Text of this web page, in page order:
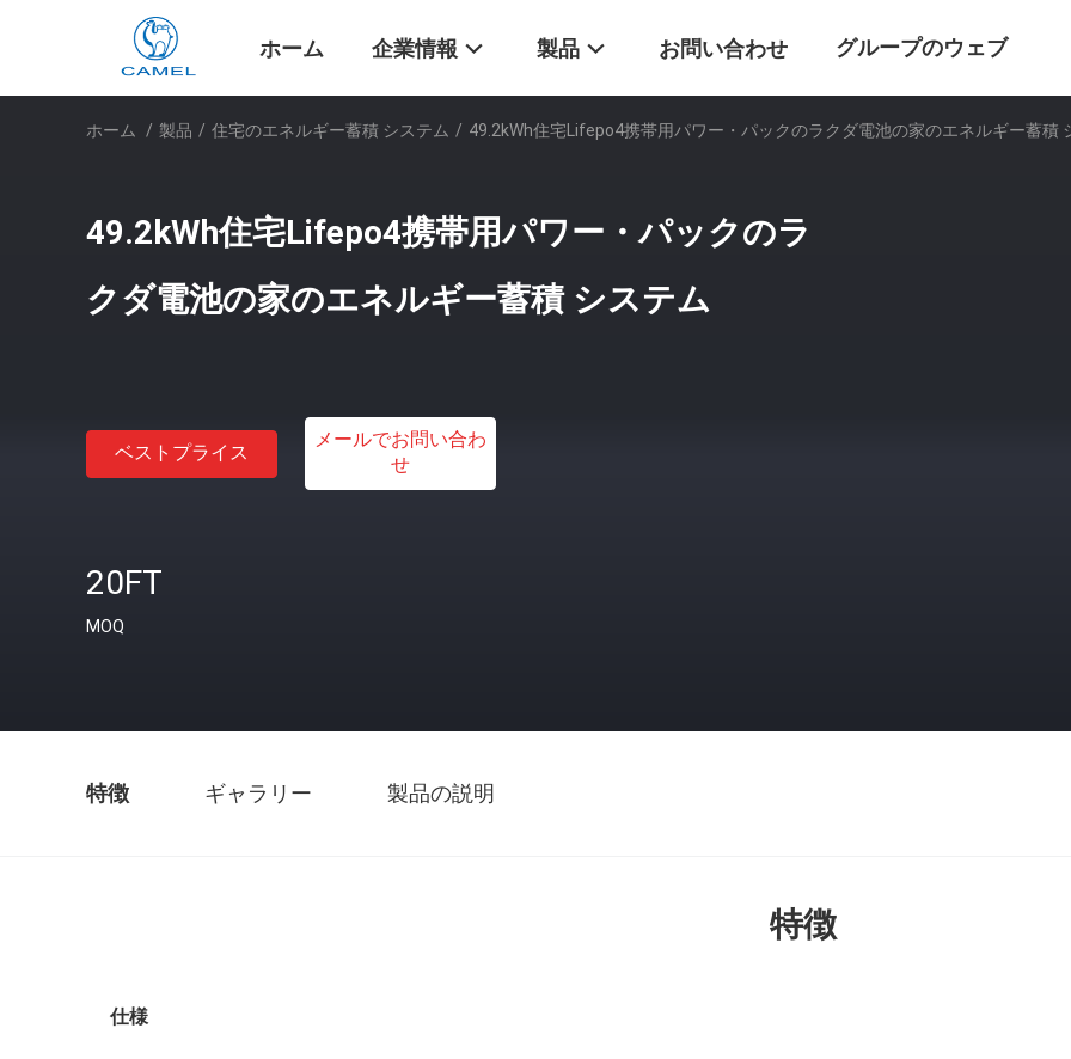
ホーム 企業情報 製品 お問い合わせ グループのウェブ
サイト
ホーム / 製品 / 住宅のエネルギー蓄積 システム / 49.2kWh住宅Lifepo4携帯用パワー・パックのラクダ電池の家のエネルギー蓄積
49.2kWh住宅Lifepo4携帯用パワー・パックのラ
クダ電池の家のエネルギー蓄積 システム
ベストプライス
メールでお問い合わ
せ
20FT
MOQ
特徴 ギャラリー 製品の説明
特徴
仕様